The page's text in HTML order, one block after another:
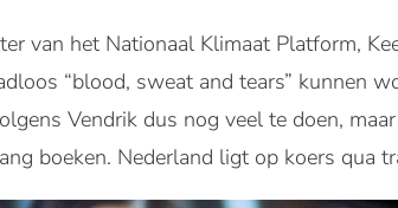
van het Nationaal Klimaat Platform,
“blood, sweat and tears” kunnen
Vendrik dus nog veel te doen,
boeken. Nederland ligt op koers qua